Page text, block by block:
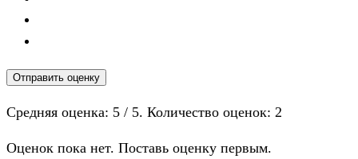
Отправить оценку
Средняя оценка: 5 / 5. Количество оценок: 2
Оценок пока нет. Поставь оценку первым.